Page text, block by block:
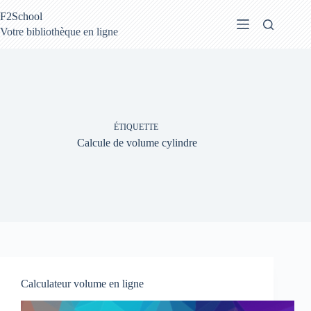
au
contenu
F2School
Votre bibliothèque en ligne
ÉTIQUETTE
Calcule de volume cylindre
Calculateur volume en ligne